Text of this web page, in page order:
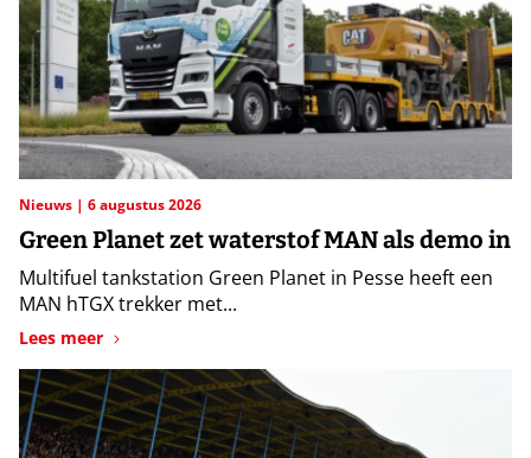
Nieuws 6 augustus 2026
Green Planet zet waterstof MAN als demo in
Multifuel tankstation Green Planet in Pesse heeft een
MAN hTGX trekker met...
Lees meer